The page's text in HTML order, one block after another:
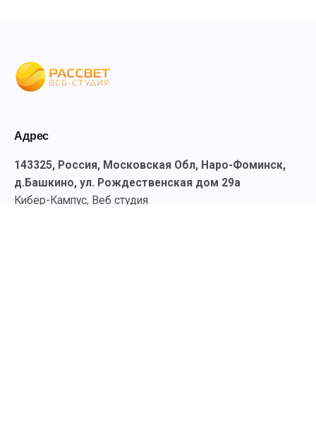
Адрес
143325, Россия, Московская Обл, Наро-Фоминск,
д.Башкино, ул. Рождественская дом 29а
Кибер-Кампус, Веб студия